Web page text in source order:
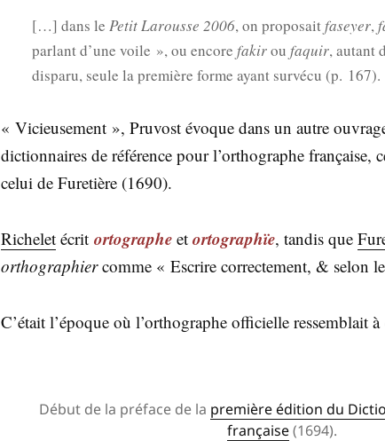
[…] dans le Petit Larousse 2006, on pro­po­saitfaseyer,
par­lant d’une voile », ou encore fakirou faquir, autant
dis­pa­ru, seule la pre­mière forme ayant sur­vé­cu (p. 167).
« Vicieu­se­ment », Pru­vost évoque dans un autre
dic­tion­naires de réfé­rence pour l’or­tho­graphe fran­çaise,
celui de Fure­tière (1690).
Riche­let écritorto­graphe etorto­gra­phïe, tan­dis que
ortho­gra­phiercomme « Escrire cor­rec­te­ment, & selon
C’é­tait l’é­poque où l’or­tho­graphe offi­cielle res­sem­blait à
Début de la pré­face de la pre­mière édi­tion du
fran­çaise(1694).